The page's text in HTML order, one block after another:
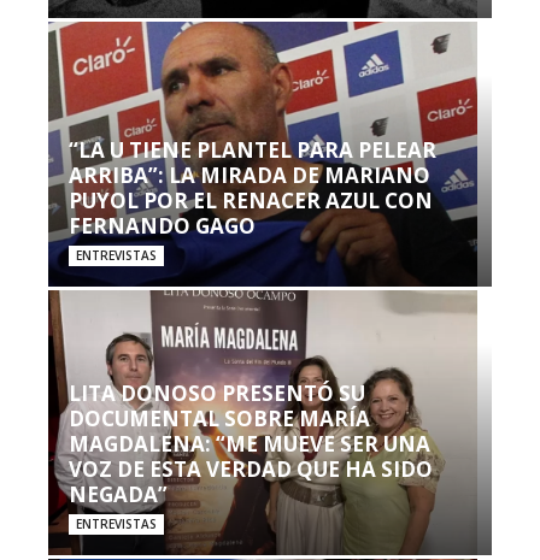
“LA U TIENE PLANTEL PARA PELEAR
ARRIBA”: LA MIRADA DE MARIANO
PUYOL POR EL RENACER AZUL CON
FERNANDO GAGO
ENTREVISTAS
LITA DONOSO PRESENTÓ SU
DOCUMENTAL SOBRE MARÍA
MAGDALENA: “ME MUEVE SER UNA
VOZ DE ESTA VERDAD QUE HA SIDO
NEGADA”
ENTREVISTAS